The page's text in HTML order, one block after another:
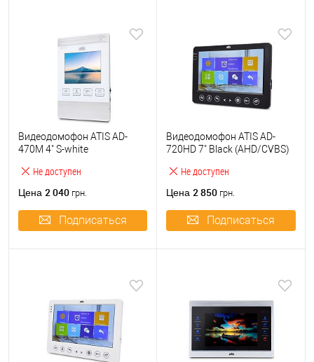
Не доступен
Видеодомофон ATIS AD-
470M 4" S-white
Цена 2 040 грн.
Подписаться
Не доступен
Видеодомофон ATIS AD-
720HD 7" Black (AHD/CVBS)
Цена 2 850 грн.
Подписаться